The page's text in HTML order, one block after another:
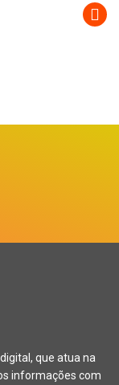
que atua na
informações com